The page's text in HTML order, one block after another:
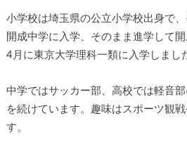
小学校は埼玉県の公立小学校出身で
開成中学に入学、そのまま進学して
4月に東京大学理科一類に入学しまし
中学ではサッカー部、高校では軽音
を続けています。趣味はスポーツ観
す。